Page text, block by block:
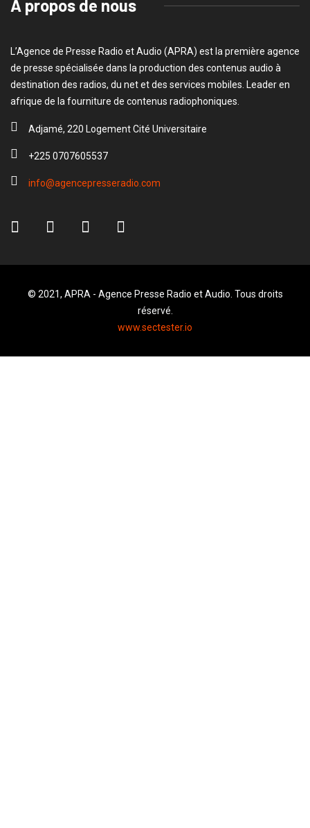
A propos de nous
L’Agence de Presse Radio et Audio (APRA) est la première agence
de presse spécialisée dans la production des contenus audio à
destination des radios, du net et des services mobiles. Leader en
afrique de la fourniture de contenus radiophoniques.
Adjamé, 220 Logement Cité Universitaire
+225 0707605537
info@agencepresseradio.com
© 2021, APRA - Agence Presse Radio et Audio. Tous droits
réservé.
www.sectester.io